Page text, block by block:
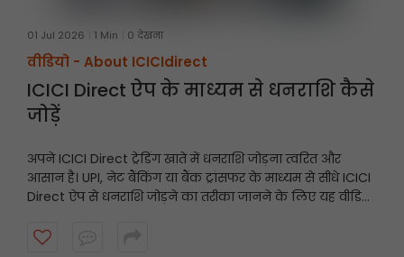
01 Jul 2026 1 Min 0 देखना
वीडियो - About ICICIdirect
ICICI Direct ऐप के माध्यम से धनराशि कैसे
जोड़ें
अपने ICICI Direct ट्रेडिंग खाते में धनराशि जोड़ना त्वरित और
आसान है। UPI, नेट बैंकिंग या बैंक ट्रांसफर के माध्यम से सीधे ICICI
Direct ऐप से धनराशि जोड़ने का तरीका जानने के लिए यह वीडियो